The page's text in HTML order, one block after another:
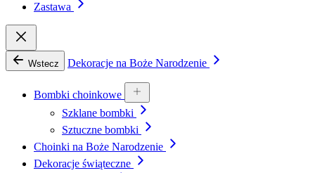
Zastawa
Wstecz Dekoracje na Boże Narodzenie
Bombki choinkowe
Szklane bombki
Sztuczne bombki
Choinki na Boże Narodzenie
Dekoracje świąteczne